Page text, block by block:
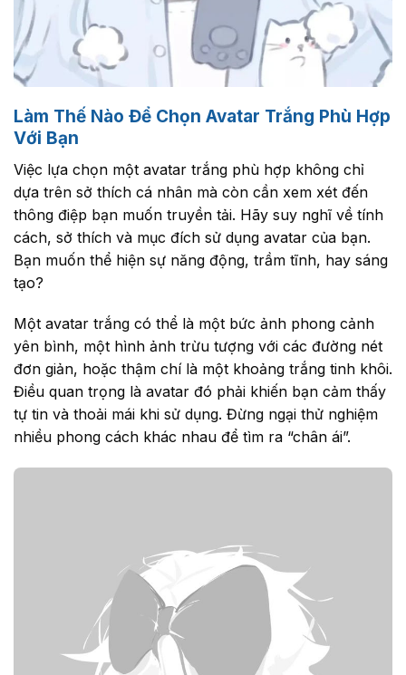
Làm Thế Nào Để Chọn Avatar Trắng Phù Hợp
Với Bạn
Việc lựa chọn một avatar trắng phù hợp không chỉ
dựa trên sở thích cá nhân mà còn cần xem xét đến
thông điệp bạn muốn truyền tải. Hãy suy nghĩ về tính
cách, sở thích và mục đích sử dụng avatar của bạn.
Bạn muốn thể hiện sự năng động, trầm tĩnh, hay sáng
tạo?
Một avatar trắng có thể là một bức ảnh phong cảnh
yên bình, một hình ảnh trừu tượng với các đường nét
đơn giản, hoặc thậm chí là một khoảng trắng tinh khôi.
Điều quan trọng là avatar đó phải khiến bạn cảm thấy
tự tin và thoải mái khi sử dụng. Đừng ngại thử nghiệm
nhiều phong cách khác nhau để tìm ra “chân ái”.